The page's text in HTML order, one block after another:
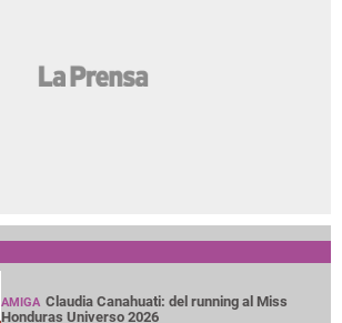
AMIGA Claudia Canahuati: del running al Miss
Honduras Universo 2026